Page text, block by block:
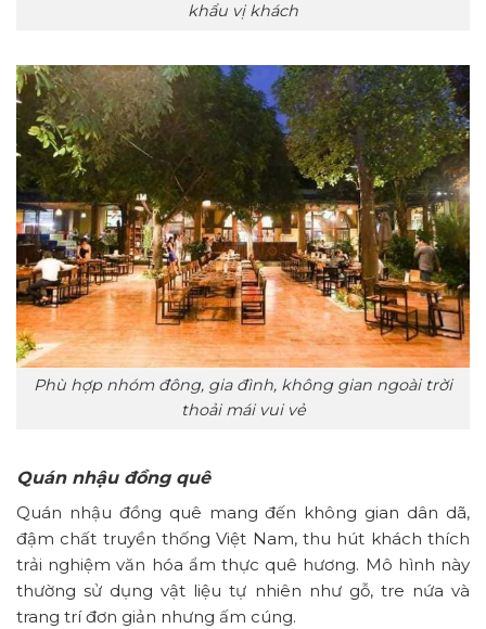
khẩu vị khách
Phù hợp nhóm đông, gia đình, không gian ngoài trời
thoải mái vui vẻ
Quán nhậu đồng quê
Quán nhậu đồng quê mang đến không gian dân dã,
đậm chất truyền thống Việt Nam, thu hút khách thích
trải nghiệm văn hóa ẩm thực quê hương. Mô hình này
thường sử dụng vật liệu tự nhiên như gỗ, tre nứa và
trang trí đơn giản nhưng ấm cúng.